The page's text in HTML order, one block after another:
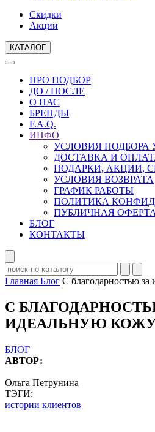
Скидки
Акции
КАТАЛОГ
ПРО ПОДБОР
ДО / ПОСЛЕ
О НАС
БРЕНДЫ
F.A.Q.
ИНФО
УСЛОВИЯ ПОДБОРА
ДОСТАВКА И
ПОДАРКИ, АКЦИИ,
УСЛОВИЯ ВОЗВРАТА
ГРАФИК РАБОТЫ
ПОЛИТИКА
ПУБЛИЧНАЯ ОФЕРТА
БЛОГ
КОНТАКТЫ
Главная Блог С благодарностью за
С
ИДЕАЛЬНУЮ
БЛОГ
АВТОР:
Ольга Петрунина
ТЭГИ:
истории клиентов